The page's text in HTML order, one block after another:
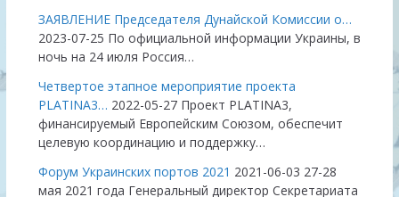
ЗАЯВЛЕНИЕ Председателя Дунайской Комиссии о…
2023-07-25 По официальной информации Украины, в
ночь на 24 июля Россия…
Четвертое этапное мероприятие проекта
PLATINA3… 2022-05-27 Проект PLATINA3,
финансируемый Европейским Союзом, обеспечит
целевую координацию и поддержку…
Форум Украинских портов 2021 2021-06-03 27-28
мая 2021 года Генеральный директор Секретариата